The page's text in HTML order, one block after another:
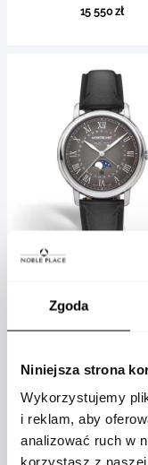
Zgoda
Niniejsza strona
Wykorzystujemy
i reklam, aby
analizować ruch w
korzystasz z
15 550 zł
Star Legacy
42mm